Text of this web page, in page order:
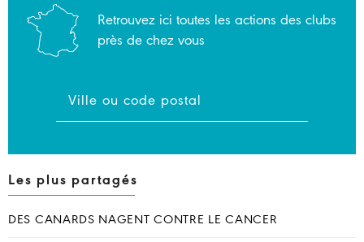
Retrouvez ici toutes les actions des clubs
près de chez vous
Les plus partagés
DES CANARDS NAGENT CONTRE LE CANCER